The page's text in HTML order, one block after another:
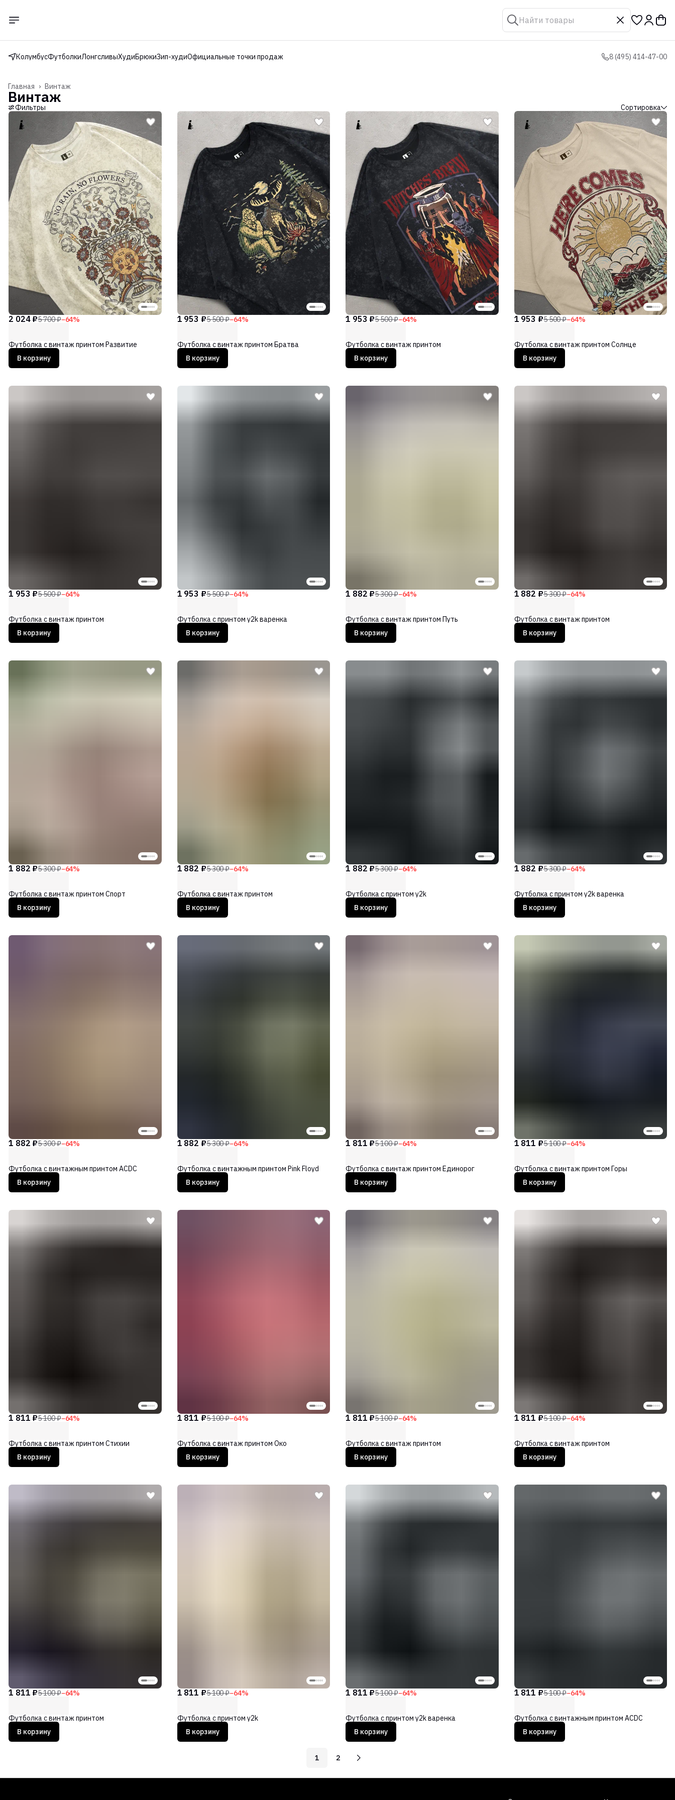
КолумбусФутболкиЛонгсливыХудиБрюкиЗип-худиОфициальные точки продаж 8 (495) 414-47-00
Винтаж
Главная ›
Винтаж
Фильтры Сортировка
2 024 ₽5 700 ₽−64%
Футболка с винтаж принтом Развитие
В корзину
1 953 ₽5 500 ₽−64%
Футболка с винтаж принтом Братва
В корзину
1 953 ₽5 500 ₽−64%
Футболка с винтаж принтом
В корзину
1 953 ₽5 500 ₽−64%
Футболка с винтаж принтом Солнце
В корзину
1 953 ₽5 500 ₽−64%
Футболка с винтаж принтом
В корзину
1 953 ₽5 500 ₽−64%
Футболка с принтом y2k варенка
В корзину
1 882 ₽5 300 ₽−64%
Футболка с винтаж принтом Путь
В корзину
1 882 ₽5 300 ₽−64%
Футболка с винтаж принтом
В корзину
1 882 ₽5 300 ₽−64%
Футболка с винтаж принтом Спорт
В корзину
1 882 ₽5 300 ₽−64%
Футболка с винтаж принтом
В корзину
1 882 ₽5 300 ₽−64%
Футболка с принтом y2k
В корзину
1 882 ₽5 300 ₽−64%
Футболка с принтом y2k варенка
В корзину
1 882 ₽5 300 ₽−64%
Футболка с винтажным принтом ACDC
В корзину
1 882 ₽5 300 ₽−64%
Футболка с винтажным принтом Pink Floyd
В корзину
1 811 ₽5 100 ₽−64%
Футболка с винтаж принтом Единорог
В корзину
1 811 ₽5 100 ₽−64%
Футболка с винтаж принтом Горы
В корзину
1 811 ₽5 100 ₽−64%
Футболка с винтаж принтом Стихии
В корзину
1 811 ₽5 100 ₽−64%
Футболка с винтаж принтом Око
В корзину
1 811 ₽5 100 ₽−64%
Футболка с винтаж принтом
В корзину
1 811 ₽5 100 ₽−64%
Футболка с винтаж принтом
В корзину
1 811 ₽5 100 ₽−64%
Футболка с винтаж принтом
В корзину
1 811 ₽5 100 ₽−64%
Футболка с принтом y2k
В корзину
1 811 ₽5 100 ₽−64%
Футболка с принтом y2k варенка
В корзину
1 811 ₽5 100 ₽−64%
Футболка с винтажным принтом ACDC
В корзину
1 2